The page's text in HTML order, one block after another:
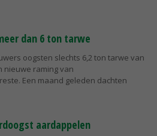
dan 6 ton tarwe
oogsten slechts 6,2 ton tarwe van
nieuwe raming van
Een maand geleden dachten
aardappelen